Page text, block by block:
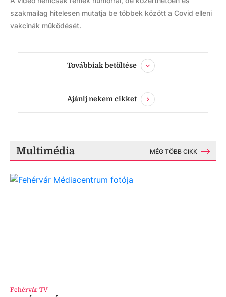
szakmailag hitelesen mutatja be többek között a Covid elleni
vakcinák működését.
Továbbiak betöltése
Ajánlj nekem cikket
Multimédia MÉG TÖBB CIKK
Fehérvár TV